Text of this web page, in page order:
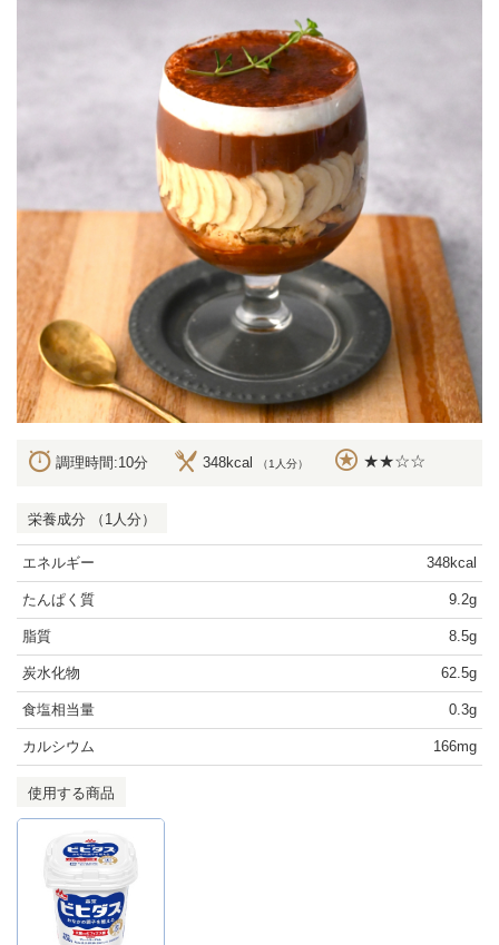
調理時間:10分 348kcal （1人分） ★★☆☆
栄養成分 （1人分）
エネルギー 348kcal
たんぱく質 9.2g
脂質 8.5g
炭水化物 62.5g
食塩相当量 0.3g
カルシウム 166mg
使用する商品